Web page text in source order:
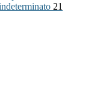
21